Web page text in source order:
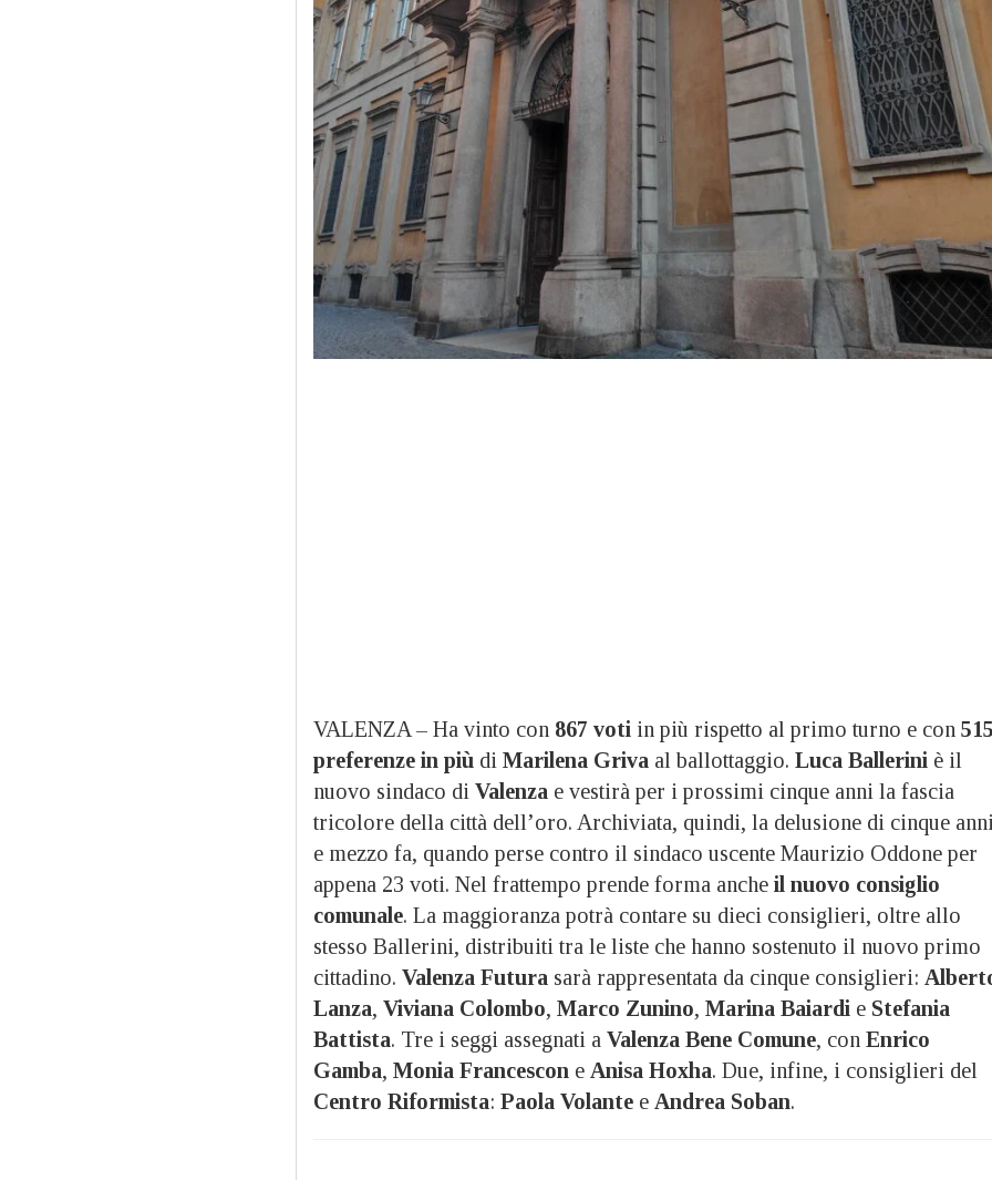
VALENZA – Ha vinto con 867 voti in più rispetto al primo turno e con 515
preferenze in più di Marilena Griva al ballottaggio. Luca Ballerini è il
nuovo sindaco di Valenza e vestirà per i prossimi cinque anni la fascia
tricolore della città dell’oro. Archiviata, quindi, la delusione di cinque anni
e mezzo fa, quando perse contro il sindaco uscente Maurizio Oddone per
appena 23 voti. Nel frattempo prende forma anche il nuovo consiglio
comunale. La maggioranza potrà contare su dieci consiglieri, oltre allo
stesso Ballerini, distribuiti tra le liste che hanno sostenuto il nuovo primo
cittadino. Valenza Futura sarà rappresentata da cinque consiglieri:
Lanza, Viviana Colombo, Marco Zunino, Marina Baiardi e Stefania
Battista. Tre i seggi assegnati a Valenza Bene Comune, con Enrico
Gamba, Monia Francescon e Anisa Hoxha. Due, infine, i consiglieri del
Centro Riformista: Paola Volante e Andrea Soban.